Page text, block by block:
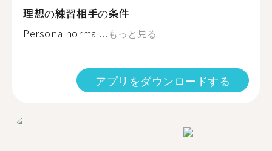
理想の練習相手の条件
Persona normal...もっと見る
アプリをダウンロードする